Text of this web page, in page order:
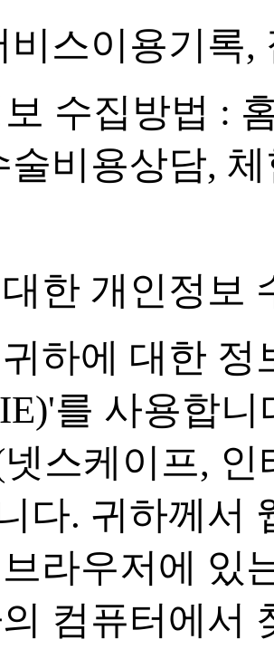
비스이용기록,
수집방법 :
술비용상담,
한 개인정보
하에 대한
를 사용합니
넷스케이프, 인
다. 귀하께서
라우저에 있
컴퓨터에서